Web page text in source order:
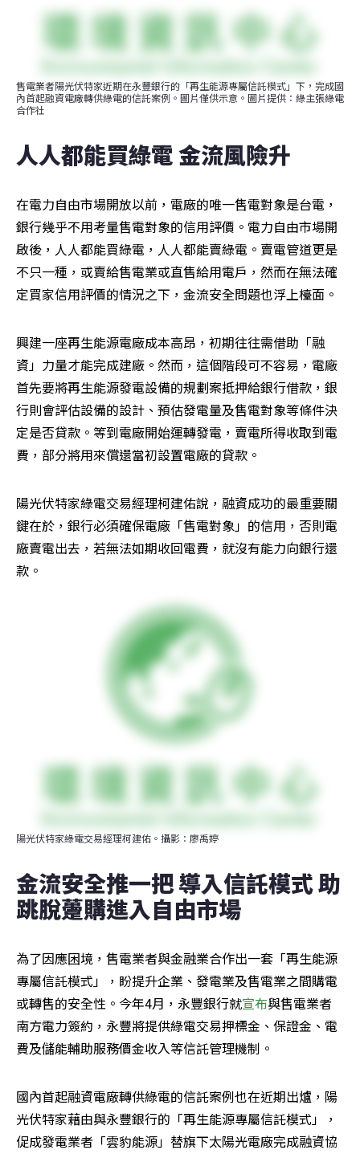
售電業者陽光伏特家近期在永豐銀行的「再生能源專屬信託模式」下，完成國
內首起融資電廠轉供綠電的信託案例。圖片僅供示意。圖片提供：綠主張綠電
合作社
人人都能買綠電 金流風險升
在電力自由市場開放以前，電廠的唯一售電對象是台電，
銀行幾乎不用考量售電對象的信用評價。電力自由市場開
啟後，人人都能買綠電，人人都能賣綠電。賣電管道更是
不只一種，或賣給售電業或直售給用電戶，然而在無法確
定買家信用評價的情況之下，金流安全問題也浮上檯面。
興建一座再生能源電廠成本高昂，初期往往需借助「融
資」力量才能完成建廠。然而，這個階段可不容易，電廠
首先要將再生能源發電設備的規劃案抵押給銀行借款，銀
行則會評估設備的設計、預估發電量及售電對象等條件決
定是否貸款。等到電廠開始運轉發電，賣電所得收取到電
費，部分將用來償還當初設置電廠的貸款。
陽光伏特家綠電交易經理柯建佑說，融資成功的最重要關
鍵在於，銀行必須確保電廠「售電對象」的信用，否則電
廠賣電出去，若無法如期收回電費，就沒有能力向銀行還
款。
陽光伏特家綠電交易經理柯建佑。攝影：廖禹婷
金流安全推一把 導入信託模式 助
跳脫躉購進入自由市場
為了因應困境，售電業者與金融業合作出一套「再生能源
專屬信託模式」，盼提升企業、發電業及售電業之間購電
或轉售的安全性。今年4月，永豐銀行就宣布與售電業者
南方電力簽約，永豐將提供綠電交易押標金、保證金、電
費及儲能輔助服務價金收入等信託管理機制。
國內首起融資電廠轉供綠電的信託案例也在近期出爐，陽
光伏特家藉由與永豐銀行的「再生能源專屬信託模式」，
促成發電業者「雲豹能源」替旗下太陽光電廠完成融資協